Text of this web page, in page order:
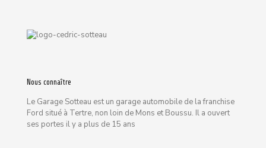
Nous connaître
Le Garage Sotteau est un garage automobile de la franchise
Ford situé à Tertre, non loin de Mons et Boussu. Il a ouvert
ses portes il y a plus de 15 ans